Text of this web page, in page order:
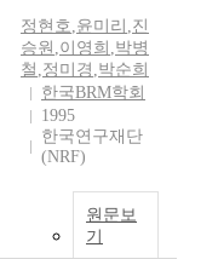
정현호,윤미리 ,진
승원 ,이영희 ,박병
철 ,정미경 ,박순희
한국BRM학회
1995
한국연구재단
(NRF)
원문보
기